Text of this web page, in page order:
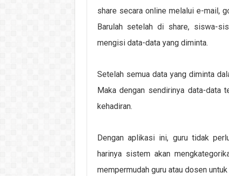
share secara online melalui e-mail,
Barulah setelah di share, siswa-
mengisi data-data yang diminta.
Setelah semua data yang diminta
Maka dengan sendirinya data-data
kehadiran.
Dengan aplikasi ini, guru tidak
harinya sistem akan
mempermudah guru atau dosen